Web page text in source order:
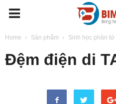
BIMETECH
Home Sản phẩm Sinh học phân tử
Đệm điện di